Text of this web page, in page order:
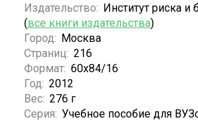
Издательство: Институт риска и
(все книги издательства)
Город: Москва
Страниц: 216
Формат: 60х84/16
Год: 2012
Вес: 276 г
Серия: Учебное пособие для